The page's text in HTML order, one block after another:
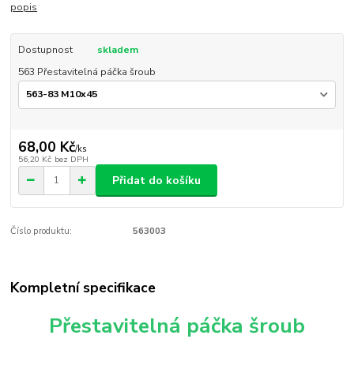
popis
Dostupnost
skladem
563 Přestavitelná páčka šroub
68,00 Kč/ks
56,20 Kč bez DPH
Přidat do košíku
Číslo produktu: 563003
Kompletní specifikace
Přestavitelná páčka šroub